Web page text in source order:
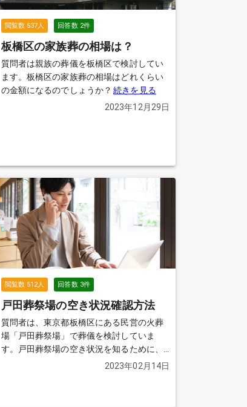
76,000円だけでできないことは理解しまし
たが、 最終的にかかる総額を含め、できる
だけ安く対応してくれる葬儀社を探してい
ます。 近所で火葬のみを行った場合の費用
総額の相場や、 実際に利用して良かった葬
儀社があれば教えていただきたいです。 皆
さまのおすすめをぜひ伺いたいです。 続き
閲覧数 537人 回答数 2件
板橋区の家族葬の相場は？
質問者は親族の葬儀を板橋区で検討してい
ます。板橋区の家族葬の相場はどれくらい
の金額になるのでしょうか？ 続きを見る
2023年12月29日
閲覧数 512人 回答数 3件
戸田葬祭場の空き状況確認方法
質問者は、東京都板橋区にある民営の火葬
場「戸田葬祭場」で葬儀を検討していま
す。戸田葬祭場の空き状況を知るために、
戸田葬祭場に連絡を取りたいのですが、ど
2023年02月14日